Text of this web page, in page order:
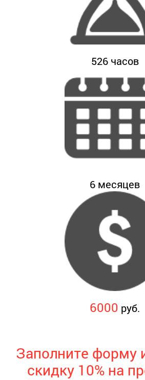
526 часов
6 месяцев
6000 руб.
Заполните форму
скидку 10% на